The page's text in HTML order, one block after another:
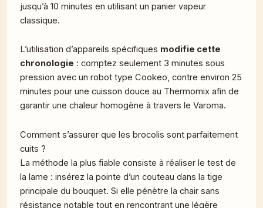
jusqu’à 10 minutes en utilisant un panier vapeur
classique.
L’utilisation d’appareils spécifiques modifie cette
chronologie : comptez seulement 3 minutes sous
pression avec un robot type Cookeo, contre environ 25
minutes pour une cuisson douce au Thermomix afin de
garantir une chaleur homogène à travers le Varoma.
Comment s’assurer que les brocolis sont parfaitement
cuits ?
La méthode la plus fiable consiste à réaliser le test de
la lame : insérez la pointe d’un couteau dans la tige
principale du bouquet. Si elle pénètre la chair sans
résistance notable tout en rencontrant une légère